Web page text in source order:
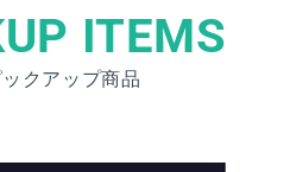
ITEMS
ックアップ商品